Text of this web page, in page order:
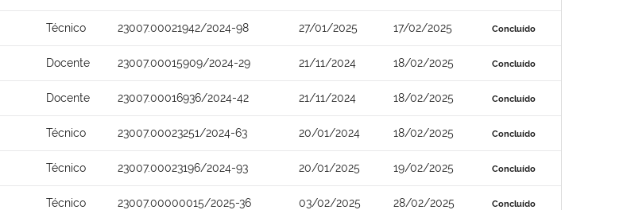
Técnico 23007.00021942/2024-98 27/01/2025 17/02/2025 Concluído
Docente 23007.00015909/2024-29 21/11/2024 18/02/2025 Concluído
Docente 23007.00016936/2024-42 21/11/2024 18/02/2025 Concluído
Técnico 23007.00023251/2024-63 20/01/2024 18/02/2025 Concluído
Técnico 23007.00023196/2024-93 20/01/2025 19/02/2025 Concluído
Técnico 23007.00000015/2025-36 03/02/2025 28/02/2025 Concluído